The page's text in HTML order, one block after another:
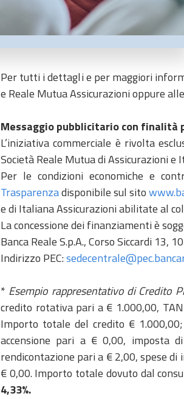
Per tutti i dettagli e per maggiori
e Reale Mutua Assicurazioni oppure
Messaggio pubblicitario con finalità
L’iniziativa commerciale è rivolta
Società Reale Mutua di Assicurazioni e
Per le condizioni economiche e
Trasparenzadisponibile sul sito
e di Italiana Assicurazioni abilitate al
La concessione dei finanziamenti è
Banca Reale S.p.A., Corso Siccardi 13,
Indirizzo PEC:
* Esempio rappresentativo di Credito
credito rotativa pari a € 1.000,00,
Importo totale del credito €
accensione pari a € 0,00, imposta
rendicontazione pari a € 2,00, spese
€ 0,00. Importo totale dovuto dal
4,33%.